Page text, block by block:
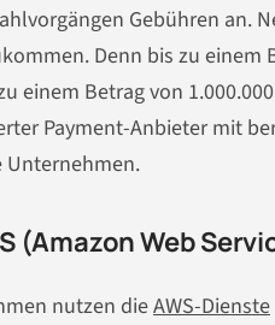
Gebühren an.
Denn bis zu einem
einem Betrag von
Payment-Anbieter mit
Unternehmen.
(Amazon Web
nutzen dieAWS-Dienste